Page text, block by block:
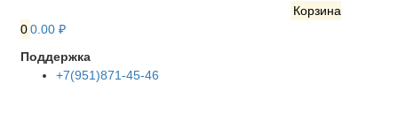
Корзина
00.00 ₽
Поддержка
+7(951)871-45-46